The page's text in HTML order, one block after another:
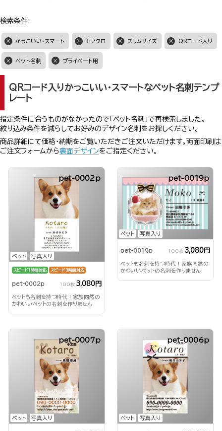
検索条件:
かっこいい・スマート モノクロ スリムサイズ QRコード入り
ペット名刺 プライベート用
QRコード入りかっこいい・スマートなペット名刺テンプ
レート
指定条件に合うものがなかったので「ペット名刺」で再検索しました。
絞り込み条件を減らしてお好みのデザイン名刺をお探しください。
商品詳細にて価格・納期をご覧いただきご注文いただけます。両面印刷は
ご注文フォームから裏面デザインをご指定ください。
ペット 写真入り
pet-0002p
スピード1時間対応 スピード3時間対応
pet-0002p 100枚 3,080円
ペットも名刺を持つ時代！家族同然の
かわいいペットの名刺を作りません
ペット 写真入り
pet-0019p
pet-0019p 100枚 3,080円
ペットも名刺を持つ時代！家族同然の
かわいいペットの名刺を作りません
ペット 写真入り
pet-0007p
ペット 写真入り
pet-0006p